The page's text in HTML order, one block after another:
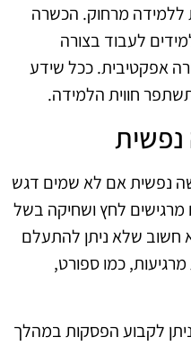
ללמידה מרחוק. הכשרה
לעבוד בצורה
אפקטיבית. ככל שידע
חווית הלמידה.
נפשית
נפשית אם לא שמים דגש
מרגישים לחץ ושחיקה בשל
חשוב שלא ניתן להתעלם
כמו ספורט,
לקבוע הפסקות במהלך